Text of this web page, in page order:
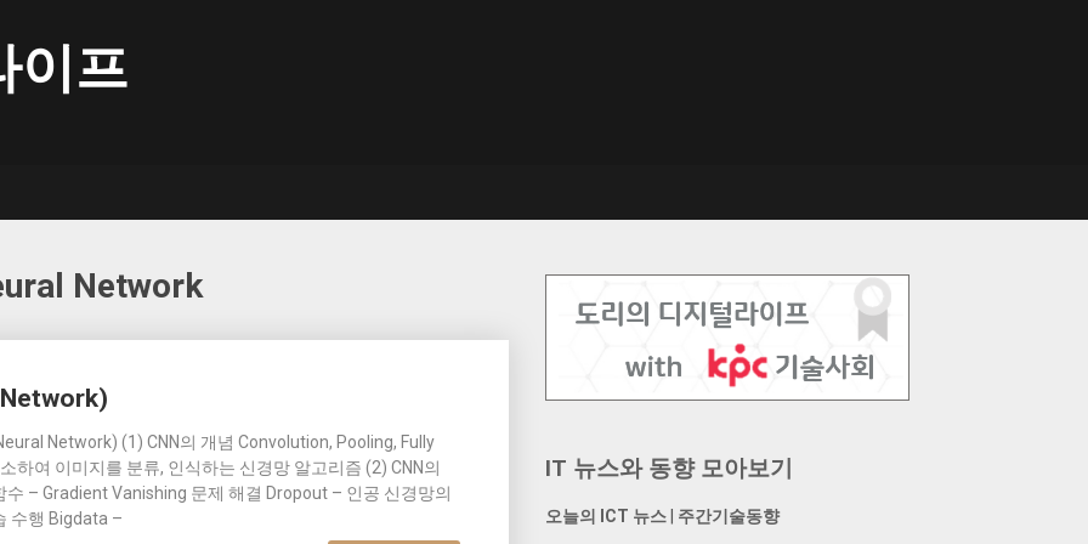
이프
Network
Network) (1) CNN의 개념 Convolution, Pooling, Fully
하여 이미지를 분류, 인식하는 신경망 알고리즘 (2) CNN의
– Gradient Vanishing 문제 해결 Dropout – 인공 신경망의
수행 Bigdata –
IT 뉴스와 동향 모아보기
오늘의 ICT 뉴스 주간기술동향